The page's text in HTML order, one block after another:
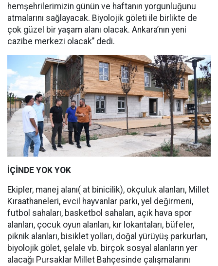
hemşehrilerimizin günün ve haftanın yorgunluğunu
atmalarını sağlayacak. Biyolojik göleti ile birlikte de
çok güzel bir yaşam alanı olacak. Ankara’nın yeni
cazibe merkezi olacak’’ dedi.
İÇİNDE YOK YOK
Ekipler, manej alanı( at binicilik), okçuluk alanları, Millet
Kıraathaneleri, evcil hayvanlar parkı, yel değirmeni,
futbol sahaları, basketbol sahaları, açık hava spor
alanları, çocuk oyun alanları, kır lokantaları, büfeler,
piknik alanları, bisiklet yolları, doğal yürüyüş parkurları,
biyolojik gölet, şelale vb. birçok sosyal alanların yer
alacağı Pursaklar Millet Bahçesinde çalışmalarını